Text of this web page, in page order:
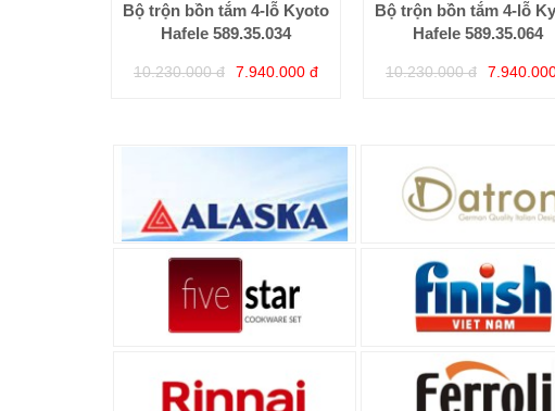
Bộ trộn bồn tắm 4-lỗ Kyoto
Hafele 589.35.034
10.230.000 đ 7.940.000 đ
Bộ trộn bồn tắm 4-lỗ
Hafele 589.35.064
10.230.000 đ